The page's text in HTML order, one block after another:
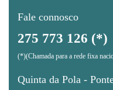
Fale connosco
275 773 126 (*)
(*)(Chamada para a rede fixa
Quinta da Pola -